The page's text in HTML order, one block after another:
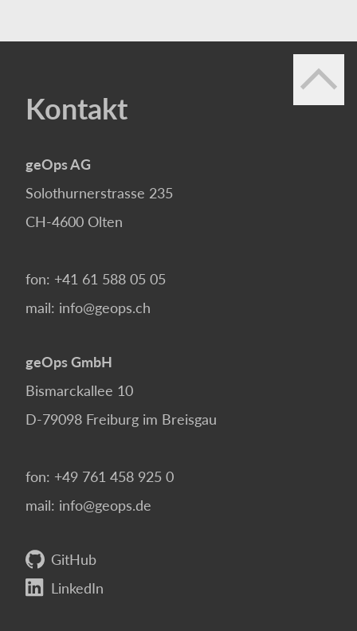
Kontakt
geOps AG
Solothurnerstrasse 235
CH-4600 Olten
fon: +41 61 588 05 05
mail: info@geops.ch
geOps GmbH
Bismarckallee 10
D-79098 Freiburg im Breisgau
fon: +49 761 458 925 0
mail: info@geops.de
GitHub
LinkedIn